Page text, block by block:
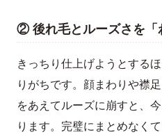
② 後れ毛とルーズさを「
きっちり仕上げようとする
りがちです。顔まわりや襟
をあえてルーズに崩すと、
ります。完璧にまとめなく